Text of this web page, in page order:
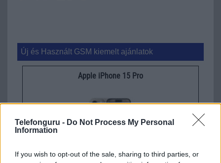
Telefonguru - Do Not Process My Personal
Information
If you wish to opt-out of the sale, sharing to third parties, or
Új és Használt GSM kiemelt ajánlatok
Apple iPhone 15 Pro